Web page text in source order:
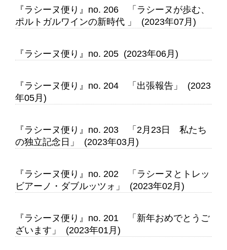
『ラシーヌ便り』no. 206 「ラシーヌが歩む、
ポルトガルワインの新時代 」 (2023年07月)
『ラシーヌ便り』no. 205 (2023年06月)
『ラシーヌ便り』no. 204 「出張報告」 (2023
年05月)
『ラシーヌ便り』no. 203 「2月23日 私たち
の独立記念日」 (2023年03月)
『ラシーヌ便り』no. 202 「ラシーヌとトレッ
ビアーノ・ダブルッツォ」 (2023年02月)
『ラシーヌ便り』no. 201 「新年おめでとうご
ざいます」 (2023年01月)